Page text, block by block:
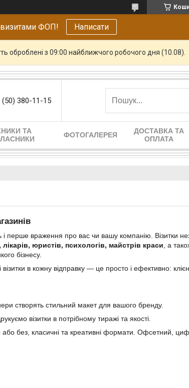
ФОП! Написати
оброблені з 09:00 найближчого робочого дня (10.08).
(50) 380-11-15
ТА
ФОТОГАЛЕРЕЯ
ДОСТАВКА ТА
ОПЛАТА
і перше враження про вас чи вашу компанію. Візитки
юристів, психологів, майстрів краси , а
бізнесу.
в кожну відправку — це просто і ефективно:
створять стильний макет для вашого бренду.
візитки в потрібному тиражі та якості.
або без, класичні та креативні формати. Офсетний,